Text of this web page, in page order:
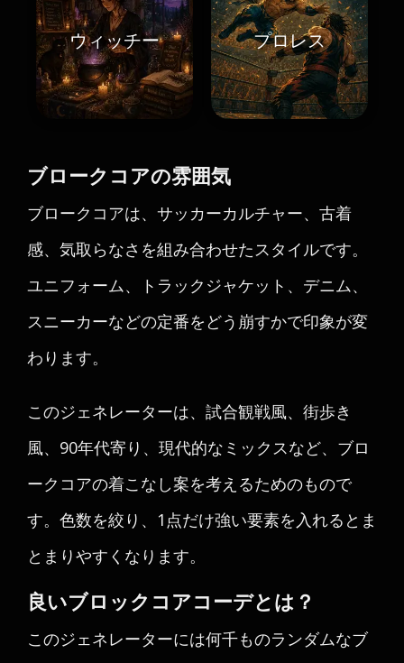
ウィッチー プロレス
ブロークコアの雰囲気
ブロークコアは、サッカーカルチャー、古着
感、気取らなさを組み合わせたスタイルです。
ユニフォーム、トラックジャケット、デニム、
スニーカーなどの定番をどう崩すかで印象が変
わります。
このジェネレーターは、試合観戦風、街歩き
風、90年代寄り、現代的なミックスなど、ブロ
ークコアの着こなし案を考えるためのもので
す。色数を絞り、1点だけ強い要素を入れるとま
とまりやすくなります。
良いブロックコアコーデとは？
このジェネレーターには何千ものランダムなブ